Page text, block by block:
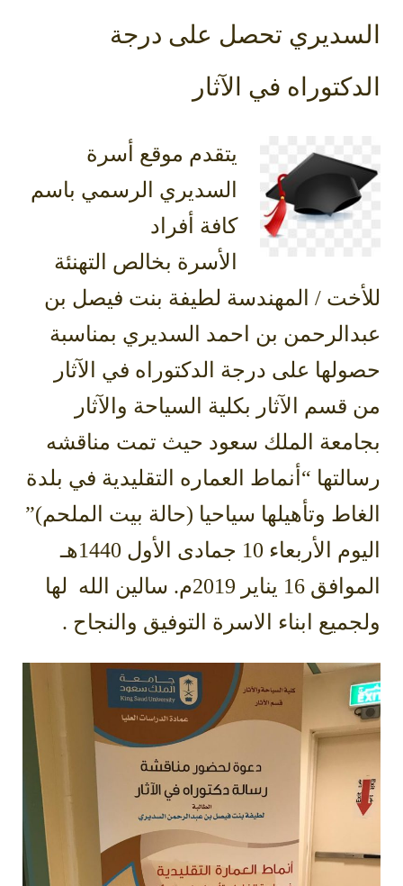
السديري تحصل على درجة
الدكتوراه في الآثار
يتقدم موقع أسرة
السديري الرسمي باسم
كافة أفراد
الأسرة بخالص التهنئة
للأخت / المهندسة لطيفة بنت فيصل بن
عبدالرحمن بن احمد السديري بمناسبة
حصولها على درجة الدكتوراه في الآثار
من قسم الآثار بكلية السياحة والآثار
بجامعة الملك سعود حيث تمت مناقشه
رسالتها “أنماط العماره التقليدية في بلدة
الغاط وتأهيلها سياحيا (حالة بيت الملحم)”
اليوم الأربعاء 10 جمادى الأول 1440هـ
الموافق 16 يناير 2019م. سالين الله لها
ولجميع ابناء الاسرة التوفيق والنجاح .